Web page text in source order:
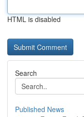
HTML is disabled
Search
Published News